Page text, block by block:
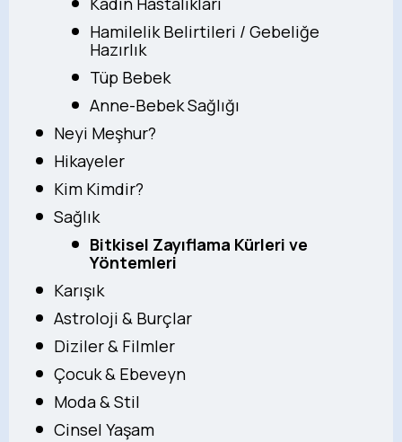
Hamilelik Belirtileri / Gebeliğe
Hazırlık
Tüp Bebek
Anne-Bebek Sağlığı
Neyi Meşhur?
Hikayeler
Kim Kimdir?
Sağlık
Bitkisel Zayıflama Kürleri ve
Yöntemleri
Karışık
Astroloji & Burçlar
Diziler & Filmler
Çocuk & Ebeveyn
Moda & Stil
Cinsel Yaşam